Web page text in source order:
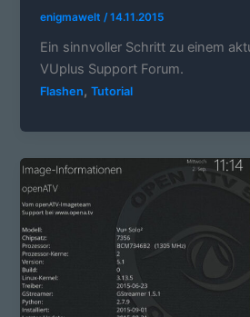
enigmawelt /14.11.2015
Ein sinnvoller Schritt zu einem
VUplus Support Forum.
Flashen,Tutorial